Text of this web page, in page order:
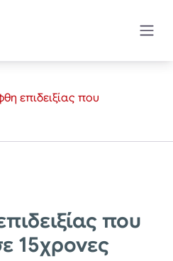
επιδειξίας που
που
15χρονες